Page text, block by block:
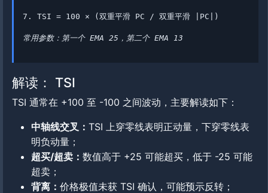
7. TSI = 100 × (双重平滑 PC / 双重平滑 |PC|)
常用参数：第一个 EMA 25，第二个 EMA 13
解读： TSI
TSI 通常在 +100 至 -100 之间波动，主要解读如下：
中轴线交叉： TSI 上穿零线表明正动量，下穿零线表
明负动量；
超买/超卖： 数值高于 +25 可能超买，低于 -25 可能
超卖；
背离： 价格极值未获 TSI 确认，可能预示反转；